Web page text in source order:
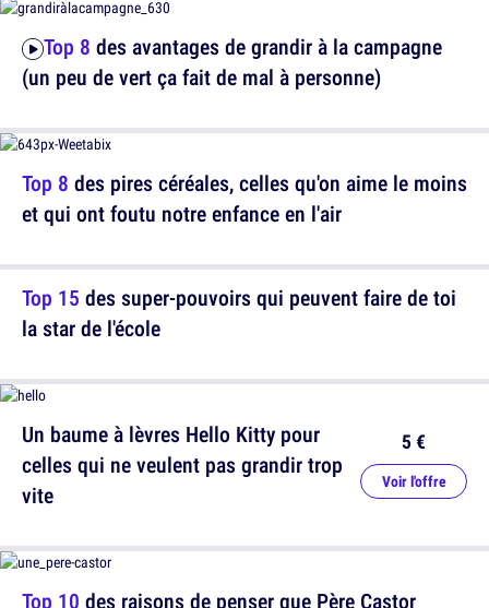
Top 8 des pires céréales, celles qu'on aime le moins
et qui ont foutu notre enfance en l'air
Un baume à lèvres Hello Kitty pour
celles qui ne veulent pas grandir trop
vite
5 €
Voir l'offre
Top 8 des avantages de grandir à la campagne
(un peu de vert ça fait de mal à personne)
Top 15 des super-pouvoirs qui peuvent faire de toi
la star de l'école
Top 10 des raisons de penser que Père Castor